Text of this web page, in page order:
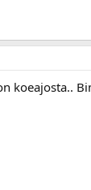
koeajosta..